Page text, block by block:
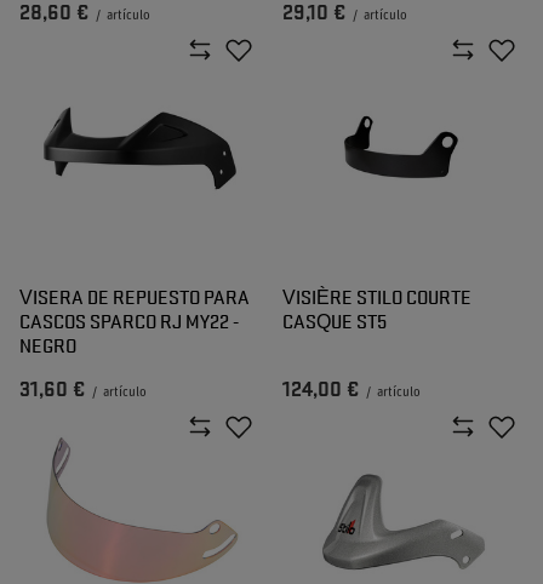
28,60 € / artículo 29,10 € / artículo
VISERA DE REPUESTO PARA
CASCOS SPARCO RJ MY22 -
NEGRO
31,60 € / artículo
VISIÈRE STILO COURTE
CASQUE ST5
124,00 € / artículo